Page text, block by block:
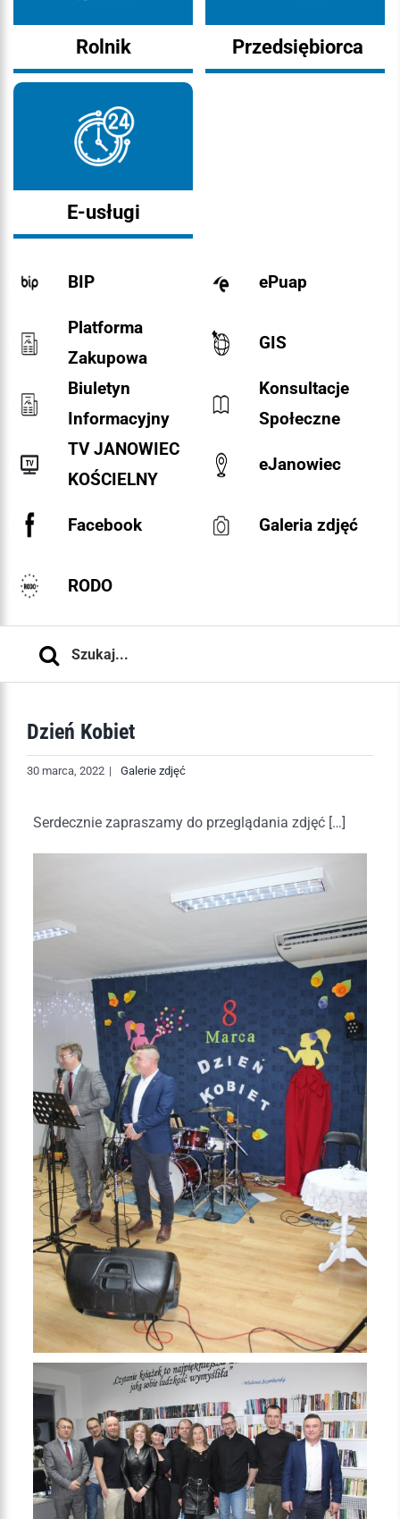
Rolnik Przedsiębiorca
E-usługi
BIP ePuap
Platforma
Zakupowa
GIS
Biuletyn
Informacyjny
Konsultacje
Społeczne
TV JANOWIEC
KOŚCIELNY
eJanowiec
Facebook Galeria zdjęć
RODO
Dzień Kobiet
30 marca, 2022 | Galerie zdjęć
Serdecznie zapraszamy do przeglądania zdjęć […]